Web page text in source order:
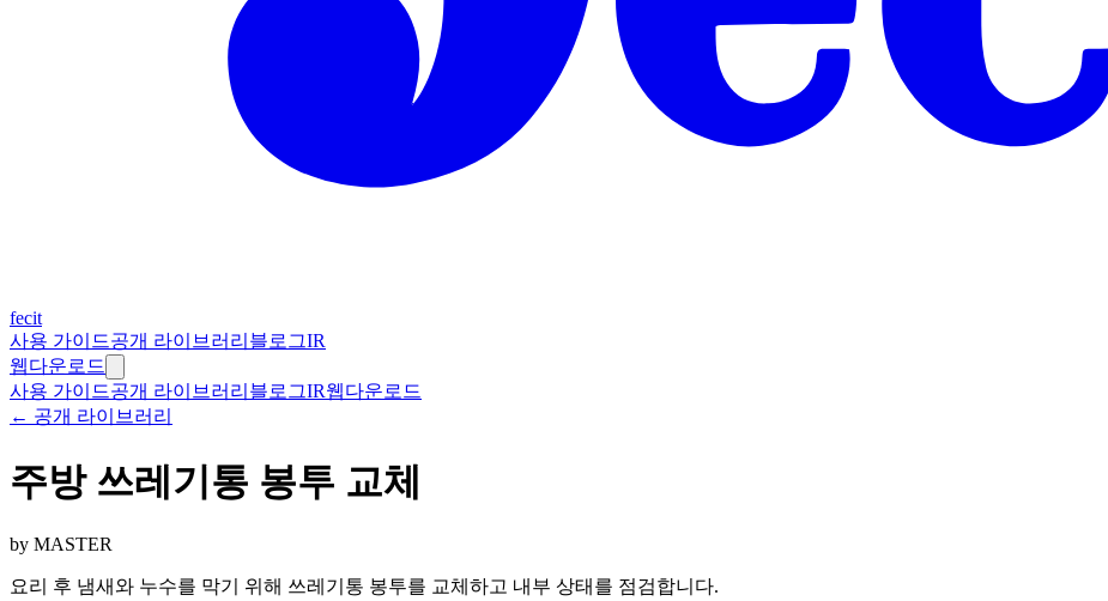
fecit
사용 가이드공개 라이브러리 블로그IR
웹다운로드
사용 가이드공개 라이브러리 블로그IR웹다운로드
← 공개 라이브러리
주방 쓰레기통 봉투 교체
by MASTER
요리 후 냄새와 누수를 막기 위해 쓰레기통 봉투를 교체하고 내부 상태를 점검합니다.